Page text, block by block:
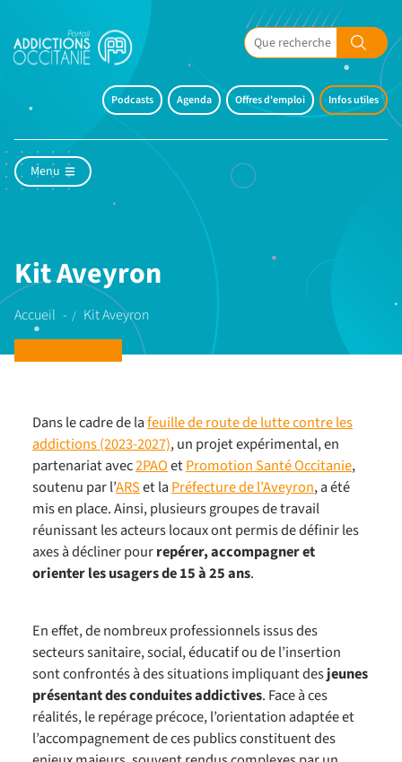
Podcasts Agenda Offres d'emploi Infos utiles
Menu
Kit Aveyron
Accueil Kit Aveyron
Dans le cadre de lafeuille de route de lutte contre les
addictions (2023-2027), un projet expérimental, en
partenariat avec2PAOetPromotion Santé Occitanie,
soutenu par l’ARSet laPréfecture de l’Aveyron, a été
mis en place. Ainsi, plusieurs groupes de travail
réunissant les acteurs locaux ont permis de définir les
axes à décliner pourrepérer, accompagner et
orienter les usagers de 15 à 25 ans.
En effet, de nombreux professionnels issus des
secteurs sanitaire, social, éducatif ou de l’insertion
sont confrontés à des situations impliquant desjeunes
présentant des conduites addictives. Face à ces
réalités, le repérage précoce, l’orientation adaptée et
l’accompagnement de ces publics constituent des